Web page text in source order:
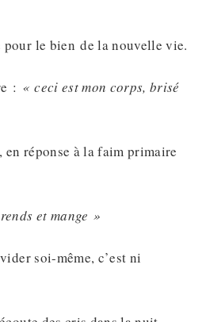
le bien de la nouvelle vie.
: « ceci est mon corps, brisé
réponse à la faim primaire
et mange »
soi-même, c’est ni